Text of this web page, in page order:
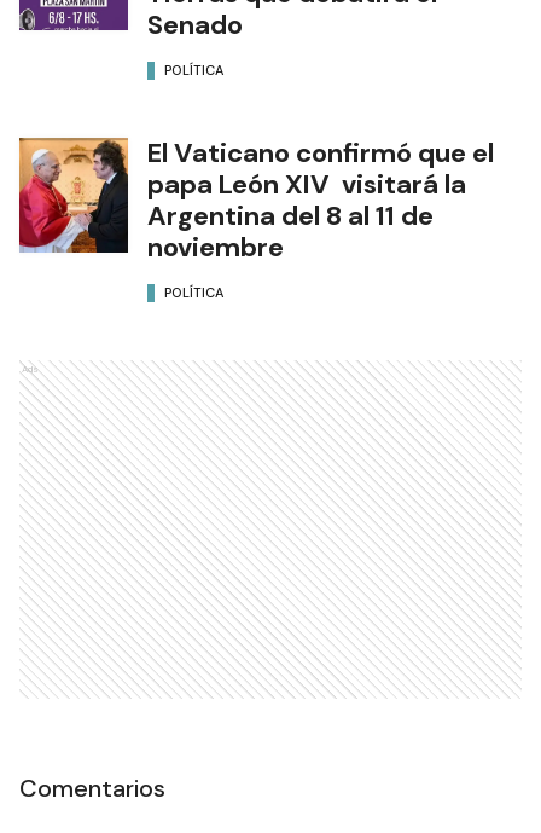
POLÍTICA
para todo tipo de navegación
POLÍTICA
Formosa se moviliza hoy
contra el proyecto de Ley de
Senado
POLÍTICA
El Vaticano confirmó que el
papa León XIV visitará la
Argentina del 8 al 11 de
noviembre
POLÍTICA